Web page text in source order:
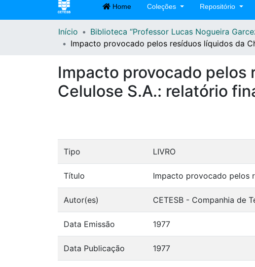
Home Coleções Repositório
Início Biblioteca “Professor Lucas Nogueira
Impacto provocado pelos resíduos líquidos da
Impacto provocado pelos
Celulose S.A.: relatório
Tipo LIVRO
Título Impacto provocado pelos
Autor(es) CETESB - Companhia de
Data Emissão 1977
Data Publicação 1977